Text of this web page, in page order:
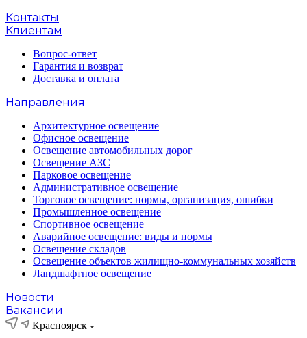
Контакты
Клиентам
Вопрос-ответ
Гарантия и возврат
Доставка и оплата
Направления
Архитектурное освещение
Офисное освещение
Освещение автомобильных дорог
Освещение АЗС
Парковое освещение
Административное освещение
Торговое освещение: нормы, организация, ошибки
Промышленное освещение
Спортивное освещение
Аварийное освещение: виды и нормы
Освещение складов
Освещение объектов жилищно-коммунальных хозяйств
Ландшафтное освещение
Новости
Вакансии
Красноярск